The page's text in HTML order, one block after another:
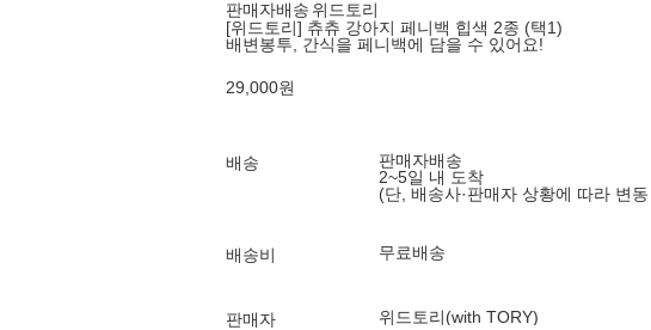
판매자배송 위드토리
[위드토리] 츄츄 강아지 페니백 힙색 2종 (택1)
배변봉투, 간식을 페니백에 담을 수 있어요!
29,000원
배송
판매자배송
2~5일 내 도착
(단, 배송사·판매자 상황에 따라 변
배송비 무료배송
판매자 위드토리(with TORY)